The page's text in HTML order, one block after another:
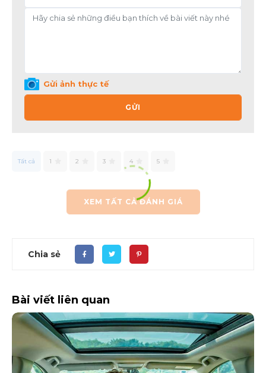
Gửi ảnh thực tế
GỬI
Tất cả 1 2 3 4 5
XEM TẤT CẢ ĐÁNH GIÁ
Chia sẻ
Bài viết liên quan